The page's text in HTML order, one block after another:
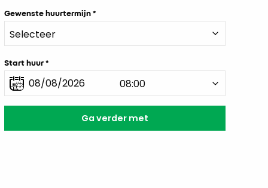
Gewenste huurtermijn
Start huur